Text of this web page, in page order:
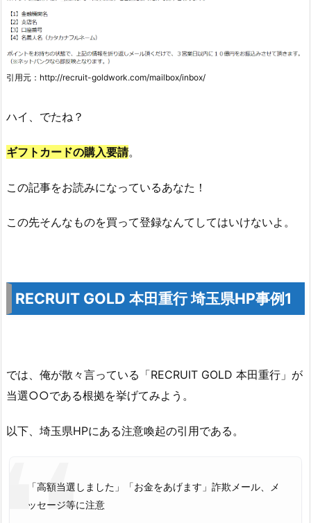
引用元：http://recruit-goldwork.com/mailbox/inbox/
ハイ、でたね？
ギフトカードの購入要請。
この記事をお読みになっているあなた！
この先そんなものを買って登録なんてしてはいけないよ。
RECRUIT GOLD 本田重行 埼玉県HP事例1
では、俺が散々言っている「RECRUIT GOLD 本田重行」が
当選○○である根拠を挙げてみよう。
以下、埼玉県HPにある注意喚起の引用である。
「高額当選しました」「お金をあげます」詐欺メール、メ
ッセージ等に注意